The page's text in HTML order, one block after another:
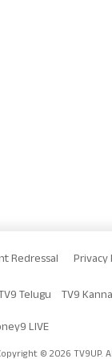
Redressal Privacy
Telugu TV9
LIVE
© 2026 TV9UP.